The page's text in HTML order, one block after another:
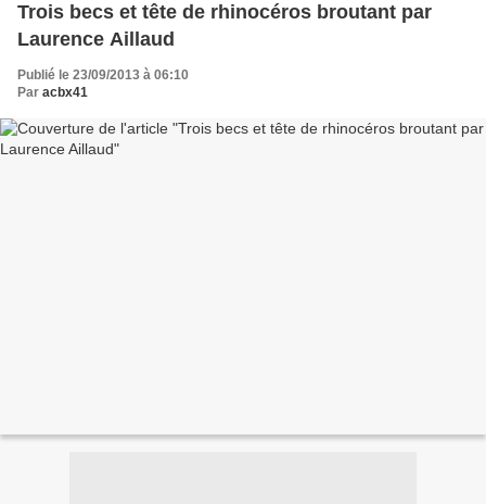
Trois becs et tête de rhinocéros broutant par
Laurence Aillaud
Publié le 23/09/2013 à 06:10
Par acbx41